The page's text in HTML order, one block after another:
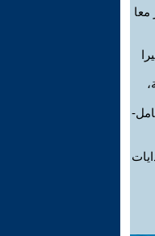
معا